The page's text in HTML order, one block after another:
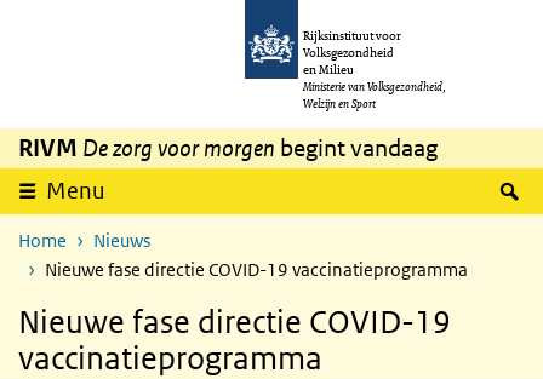
Overslaan en naar de inhoud gaan
Rijksinstituut voor
Volksgezondheid
en Milieu
Ministerie van Volksgezondheid,
Welzijn en Sport
RIVM De zorg voor morgen begint vandaag
Menu
Home
Nieuws
Nieuwe fase directie COVID-19 vaccinatieprogramma
Nieuwe fase directie COVID-19
vaccinatieprogramma